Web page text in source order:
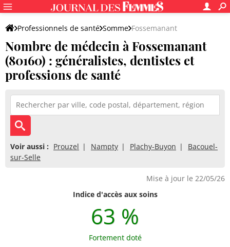
Professionnels de santé Somme Fossemanant
Nombre de médecin à Fossemanant
(80160) : généralistes, dentistes et
professions de santé
Voir aussi : Prouzel Nampty Plachy-Buyon
Bacouel-
sur-Selle
Mise à jour le 22/05/26
Indice d'accès aux soins
63 %
Fortement doté